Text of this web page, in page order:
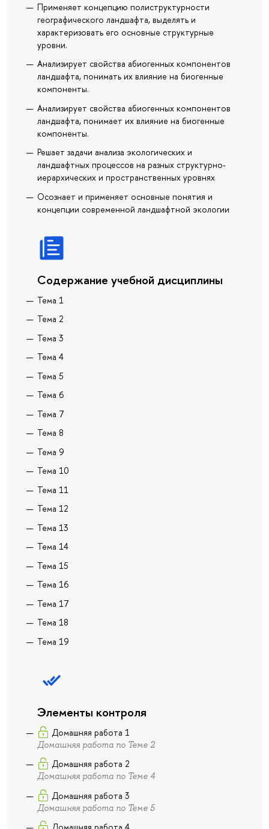
Применяет концепцию полиструктурности
географического ландшафта, выделять и
характеризовать его основные структурные
уровни.
Анализирует свойства абиогенных компонентов
ландшафта, понимать их влияние на биогенные
компоненты.
Анализирует свойства абиогенных компонентов
ландшафта, понимает их влияние на биогенные
компоненты.
Решает задачи анализа экологических и
ландшафтных процессов на разных структурно-
иерархических и пространственных уровнях
Осознает и применяет основные понятия и
концепции современной ландшафтной экологии
Содержание учебной дисциплины
Тема 1
Тема 2
Тема 3
Тема 4
Тема 5
Тема 6
Тема 7
Тема 8
Тема 9
Тема 10
Тема 11
Тема 12
Тема 13
Тема 14
Тема 15
Тема 16
Тема 17
Тема 18
Тема 19
Элементы контроля
Домашняя работа 1
Домашняя работа по Теме 2
Домашняя работа 2
Домашняя работа по Теме 4
Домашняя работа 3
Домашняя работа по Теме 5